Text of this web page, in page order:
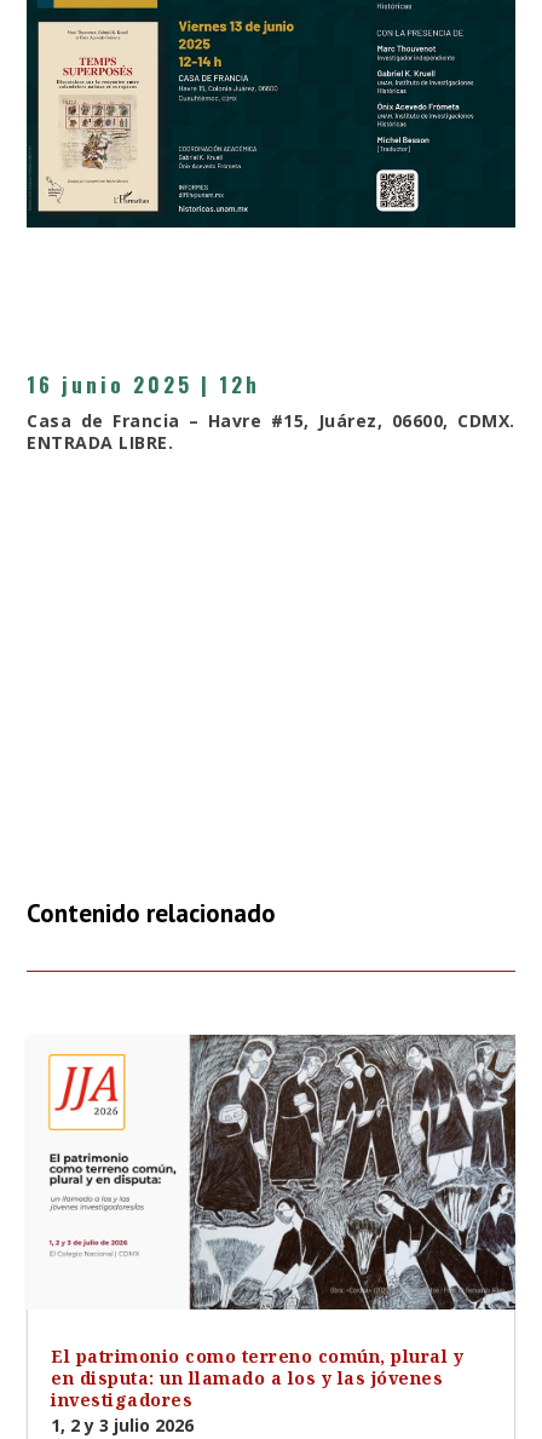
16 junio 2025 | 12h
Casa de Francia – Havre #15, Juárez, 06600, CDMX.
ENTRADA LIBRE.
Contenido relacionado
El patrimonio como terreno común, plural y
en disputa: un llamado a los y las jóvenes
investigadores
1, 2 y 3 julio 2026